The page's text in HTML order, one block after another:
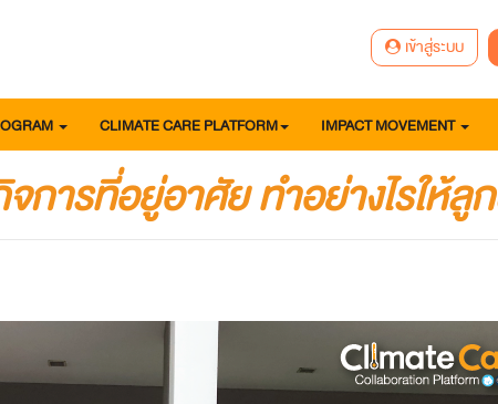
เข้าสู่ระบบ
CLIMATE CARE PLATFORM IMPACT MOVEMENT
ารที่อยู่อาศัย ทำอย่างไรให้ลู